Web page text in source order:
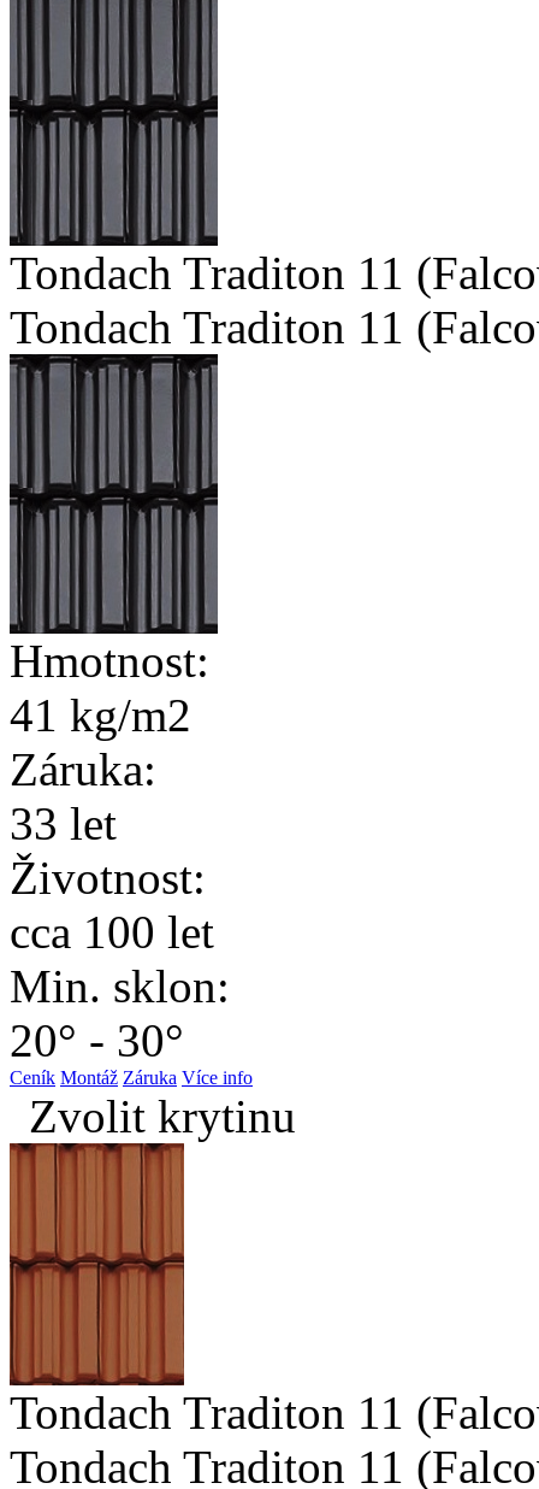
Tondach Traditon 11
Tondach Traditon 11
Hmotnost:
41 kg/m2
Záruka:
33 let
Životnost:
cca 100 let
Min. sklon:
20° - 30°
Ceník Montáž Záruka Více info
Zvolit krytinu
Tondach Traditon 11
Tondach Traditon 11